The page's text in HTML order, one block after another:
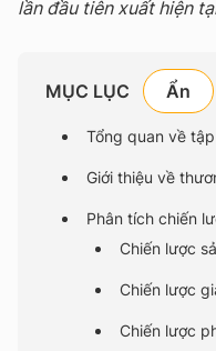
lần đầu tiên xuất hiện
MỤC LỤC
Tổng quan về
Giới thiệu về
Phân tích chiến
Chiến lược
Chiến lược
Chiến lược